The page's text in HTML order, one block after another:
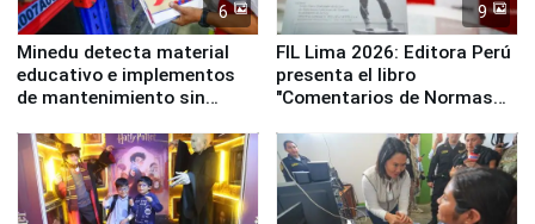
6
Minedu detecta material
educativo e implementos
de mantenimiento sin
la UGEL 2
9
FIL Lima 2026: Editora Perú
presenta el libro
"Comentarios de Normas
Derecho Colectivo"